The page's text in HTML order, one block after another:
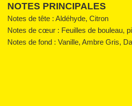
NOTES PRINCIPALES
Notes de tête : Aldéhyde, Citron
Notes de cœur : Feuilles de bouleau,
Notes de fond : Vanille, Ambre Gris,